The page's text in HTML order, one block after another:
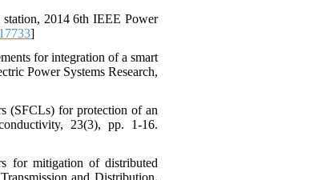
2014 6th IEEE Power
]
for integration of a smart
Power Systems Research,
(SFCLs) for protection of an
23(3), pp. 1-16.
for mitigation of distributed
and Distribution,